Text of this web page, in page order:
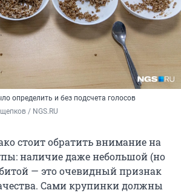
определить и без подсчета голосов
/ NGS.RU
стоит обратить внимание на
наличие даже небольшой (но
— это очевидный признак
Сами крупинки должны